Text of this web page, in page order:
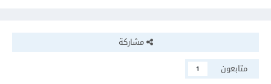
مشاركة
متابعون
1